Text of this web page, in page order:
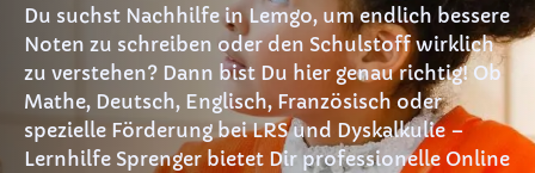
FAQ
Materialien
Kontakt
Du suchst Nachhilfe in Lemgo, um endlich bessere
Noten zu schreiben oder den Schulstoff wirklich
zu verstehen? Dann bist Du hier genau richtig! Ob
Mathe, Deutsch, Englisch, Französisch oder
spezielle Förderung bei LRS und Dyskalkulie –
Lernhilfe Sprenger bietet Dir professionelle Online